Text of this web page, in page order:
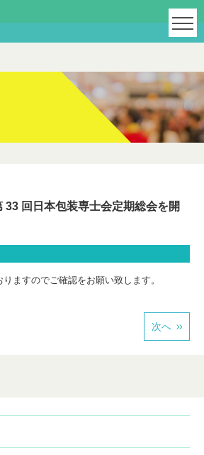
33 回日本包装専士会定期総会を開
ますのでご確認をお願い致します。
次へ